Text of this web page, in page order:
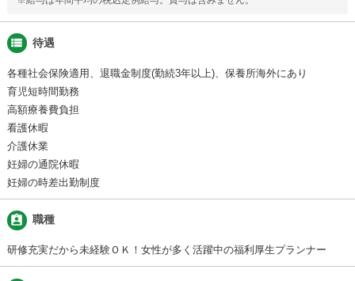
view_list 待遇
各種社会保険適用、退職金制度(勤続3年以上)、保養所海外にあり
育児短時間勤務
高額療養費負担
看護休暇
介護休業
妊婦の通院休暇
妊婦の時差出勤制度
assignment_ind 職種
研修充実だから未経験ＯＫ！女性が多く活躍中の福利厚生プランナー